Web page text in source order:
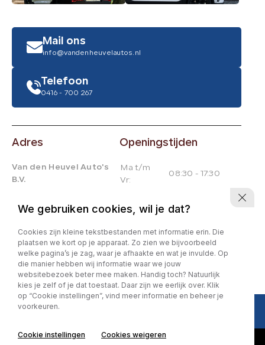
Mail ons
info@vandenheuvelautos.nl
Telefoon
0416 - 700 267
Adres
Van den Heuvel Auto's
B.V.
4264 KG Veen
Openingstijden
Ma t/m
Vr:
08:30 - 17:30
Zo:
Gesloten
KvK:99856441
BTW:NL869161957B01
Bank: NL88 INGB 0102 0934 58
We gebruiken cookies, wil je dat?
Cookies zijn kleine tekstbestanden met informatie erin. Die
plaatsen we kort op je apparaat. Zo zien we bijvoorbeeld
welke pagina’s je zag, waar je afhaakte en wat je invulde. Op
die manier hebben wij informatie waar we jouw
websitebezoek beter mee maken. Handig toch? Natuurlijk
kies je zelf of je dat toestaat. Daar zijn we eerlijk over. Klik
op “Cookie instellingen”, vind meer informatie en beheer je
voorkeuren.
Cookie instellingen Cookies weigeren